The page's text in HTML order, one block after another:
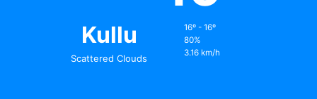
Kullu
Scattered Clouds
16º - 16º
80%
3.16 km/h